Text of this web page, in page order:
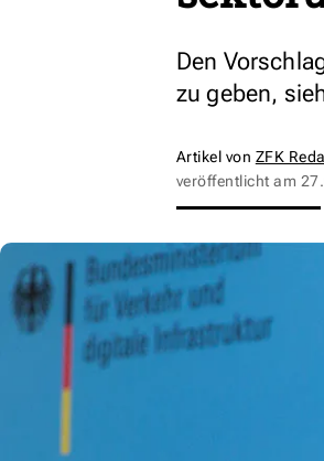
Den
zu geben,
Artikel von ZFK
veröffentlicht am